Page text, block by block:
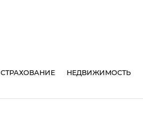
СТРАХОВАНИЕ НЕДВИЖИМОСТЬ